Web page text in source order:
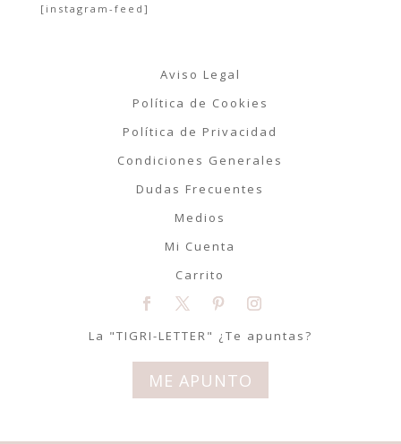
[instagram-feed]
Aviso Legal
Política de Cookies
Política de Privacidad
Condiciones Generales
Dudas Frecuentes
Medios
Mi Cuenta
Carrito
La "TIGRI-LETTER" ¿Te apuntas?
ME APUNTO